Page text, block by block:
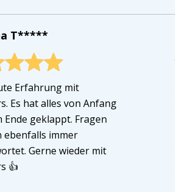
T*****
Erfahrung mit
Es hat alles von Anfang
Ende geklappt. Fragen
ebenfalls immer
Gerne wieder mit
👍